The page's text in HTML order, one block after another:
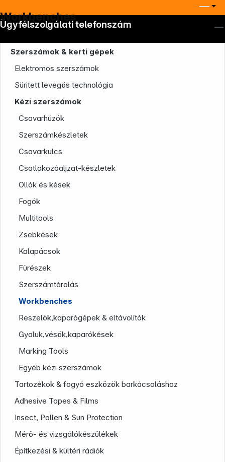
Workbenches
Szerszámok & kerti gépek
Elektromos szerszámok
Süritett levegös technológia
Kézi szerszámok
Csavarhúzók
Szerszámkészletek
Csavarkulcs
Csatlakozóaljzat-készletek
Ollók és kések
Fogók
Multitools
Zsebkések
Kalapácsok
Fürészek
Szerszámtárolás
Workbenches
Reszelök,kaparógépek & eltávolítók
Gyaluk,vésök,kaparókések
Marking Tools
Egyéb kézi szerszámok
Tartozékok & fogyó eszközök barkácsoláshoz
Adhesive Tapes & Films
Insect, Pollen & Sun Protection
Mérö- és vizsgálókészülékek
Építkezési & kültéri rádiók
Ügyfélszolgálati telefonszám
Company
Infoterminal